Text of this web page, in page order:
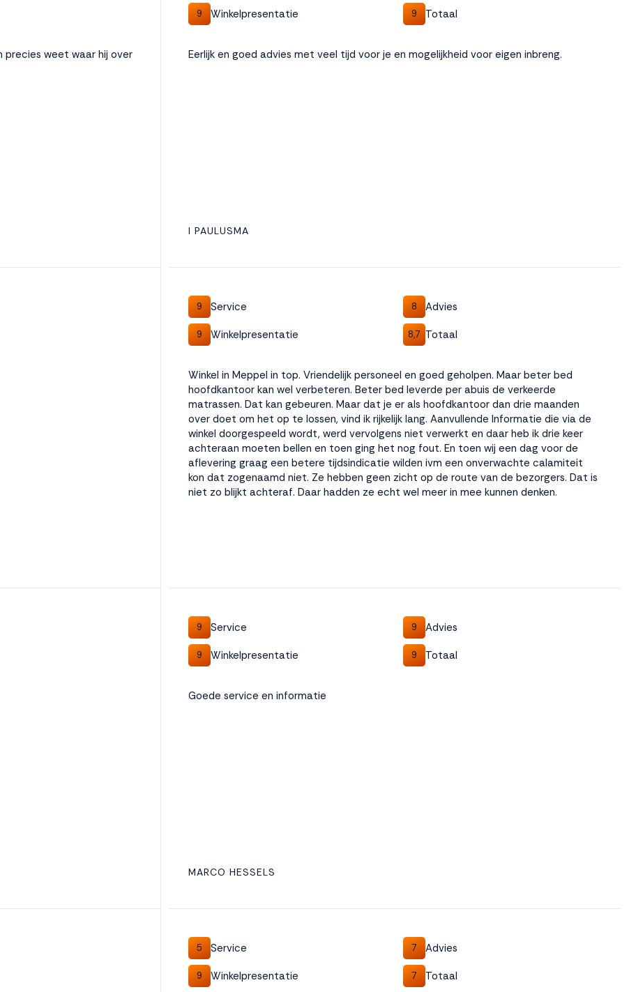
precies weet waar hij over
9 Winkelpresentatie 9 Totaal
Eerlijk en goed advies met veel tijd voor je en mogelijkheid voor eigen inbreng.
I PAULUSMA
9 Service 8 Advies
9 Winkelpresentatie 8,7 Totaal
Winkel in Meppel in top. Vriendelijk personeel en goed geholpen. Maar beter bed
hoofdkantoor kan wel verbeteren. Beter bed leverde per abuis de verkeerde
matrassen. Dat kan gebeuren. Maar dat je er als hoofdkantoor dan drie maanden
over doet om het op te lossen, vind ik rijkelijk lang. Aanvullende Informatie die via de
winkel doorgespeeld wordt, werd vervolgens niet verwerkt en daar heb ik drie keer
achteraan moeten bellen en toen ging het nog fout. En toen wij een dag voor de
aflevering graag een betere tijdsindicatie wilden ivm een onverwachte calamiteit
kon dat zogenaamd niet. Ze hebben geen zicht op de route van de bezorgers. Dat is
niet zo blijkt achteraf. Daar hadden ze echt wel meer in mee kunnen denken.
9 Service 9 Advies
9 Winkelpresentatie 9 Totaal
Goede service en informatie
MARCO HESSELS
5 Service 7 Advies
9 Winkelpresentatie 7 Totaal